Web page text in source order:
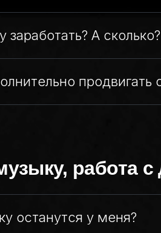
заработать? А
продвигать
работа
останутся у меня?